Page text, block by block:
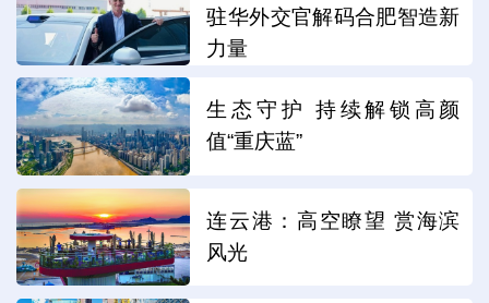
驻华外交官解码合肥智造新
力量
生态守护 持续解锁高颜
值“重庆蓝”
连云港：高空瞭望 赏海滨
风光